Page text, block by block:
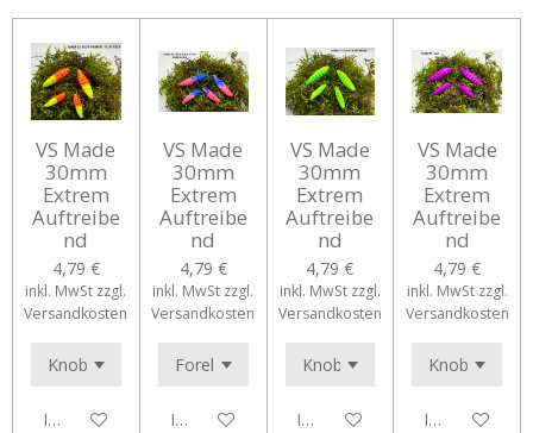
VS Made
30mm
Extrem
Auftreibe
nd
4,79 €
inkl. MwSt zzgl.
Versandkosten
In den Warenkorb
VS Made
30mm
Extrem
Auftreibe
nd
4,79 €
inkl. MwSt zzgl.
Versandkosten
In den Warenkorb
VS Made
30mm
Extrem
Auftreibe
nd
4,79 €
inkl. MwSt zzgl.
Versandkosten
In den Warenkorb
VS Made
30mm
Extrem
Auftreibe
nd
4,79 €
inkl. MwSt zzgl.
Versandkosten
In den